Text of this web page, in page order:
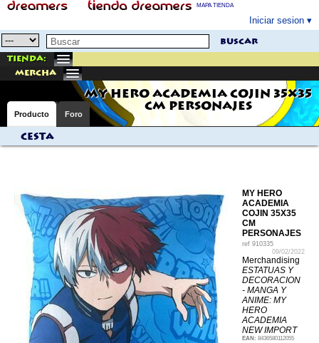
MAPA TIENDA
Iniciar sesion
buscar
Tienda:
mercha
MY HERO ACADEMIA COJIN 35X35
CM PERSONAJES
Producto Foro
Cesta
MY HERO
ACADEMIA
COJIN 35X35
CM
PERSONAJES
ref 910335
09/02/2022
Merchandising
ESTATUAS Y
DECORACION
- MANGA Y
ANIME: MY
HERO
ACADEMIA
NEW IMPORT
EAN: 8436580112055